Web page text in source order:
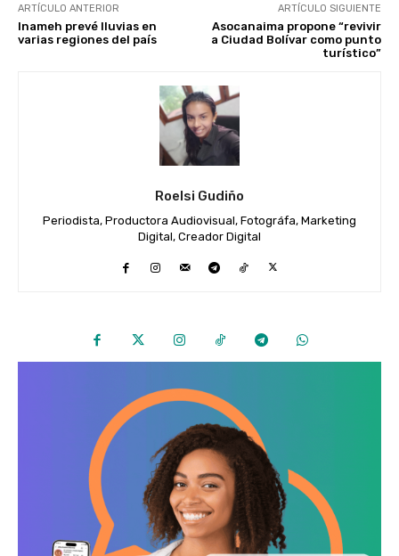
ARTÍCULO ANTERIOR
Inameh prevé lluvias en
varias regiones del país
ARTÍCULO SIGUIENTE
Asocanaima propone “revivir
a Ciudad Bolívar como punto
turístico”
Roelsi Gudiño
Periodista, Productora Audiovisual, Fotográfa, Marketing
Digital, Creador Digital